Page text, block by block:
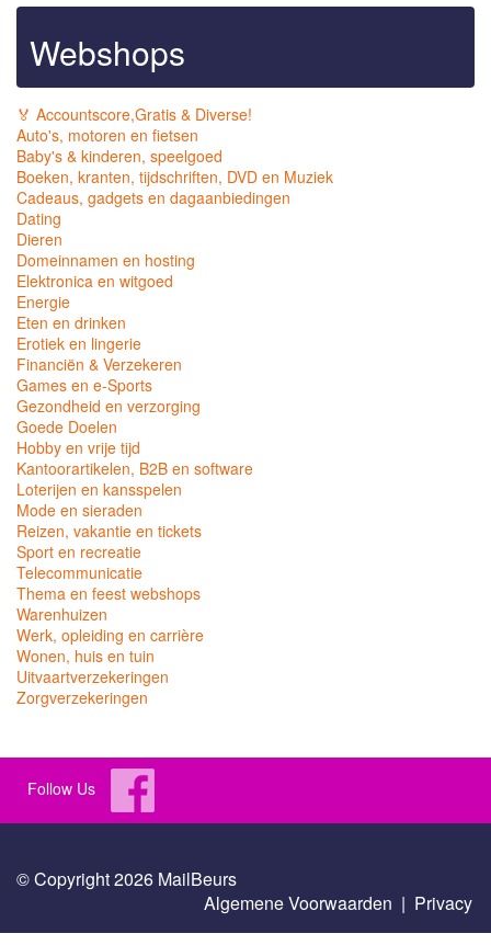
Webshops
🏅 Accountscore,Gratis & Diverse!
Auto's, motoren en fietsen
Baby's & kinderen, speelgoed
Boeken, kranten, tijdschriften, DVD en Muziek
Cadeaus, gadgets en dagaanbiedingen
Dating
Dieren
Domeinnamen en hosting
Elektronica en witgoed
Energie
Eten en drinken
Erotiek en lingerie
Financiën & Verzekeren
Games en e-Sports
Gezondheid en verzorging
Goede Doelen
Hobby en vrije tijd
Kantoorartikelen, B2B en software
Loterijen en kansspelen
Mode en sieraden
Reizen, vakantie en tickets
Sport en recreatie
Telecommunicatie
Thema en feest webshops
Warenhuizen
Werk, opleiding en carrière
Wonen, huis en tuin
Uitvaartverzekeringen
Zorgverzekeringen
Follow Us
© Copyright 2026 MailBeurs
Algemene Voorwaarden | Privacy